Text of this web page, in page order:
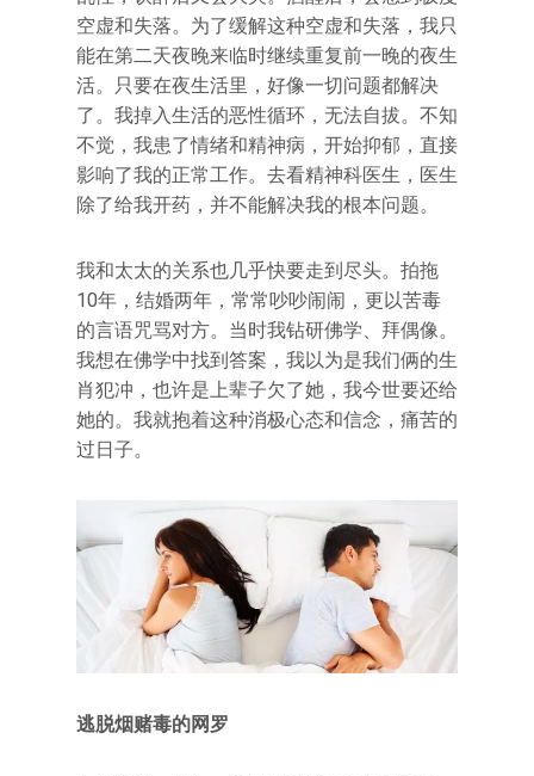
空虚和失落。为了缓解这种空虚和失落，我只
能在第二天夜晚来临时继续重复前一晚的夜生
活。只要在夜生活里，好像一切问题都解决
了。我掉入生活的恶性循环，无法自拔。不知
不觉，我患了情绪和精神病，开始抑郁，直接
影响了我的正常工作。去看精神科医生，医生
除了给我开药，并不能解决我的根本问题。
我和太太的关系也几乎快要走到尽头。拍拖
10年，结婚两年，常常吵吵闹闹，更以苦毒
的言语咒骂对方。当时我钻研佛学、拜偶像。
我想在佛学中找到答案，我以为是我们俩的生
肖犯冲，也许是上辈子欠了她，我今世要还给
她的。我就抱着这种消极心态和信念，痛苦的
过日子。
逃脱烟赌毒的网罗